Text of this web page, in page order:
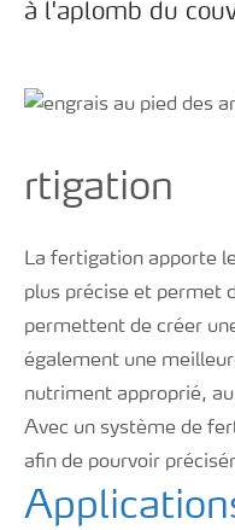
à l'aplomb du
rtigation
La fertigation apporte
plus précise et permet
permettent de créer
également une
nutriment approprié,
Avec un système de
afin de pourvoir